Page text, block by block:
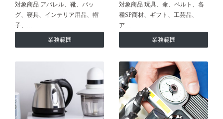
対象商品 アパレル、靴、バッ
グ、寝具、インテリア用品、帽
子、…
業務範囲
対象商品 玩具、傘、ベルト、各
種SP商材、ギフト、工芸品、
ア…
業務範囲